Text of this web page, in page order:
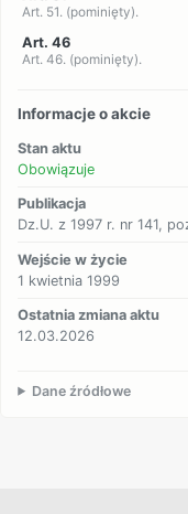
Art. 51. (pominięty).
Art. 46
Art. 46. (pominięty).
Informacje o akcie
Stan aktu
Obowiązuje
Publikacja
Dz.U. z 1997 r. nr 141,
Wejście w życie
1 kwietnia 1999
Ostatnia zmiana aktu
12.03.2026
Dane źródłowe